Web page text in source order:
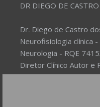
DR DIEGO DE CASTRO
Dr. Diego de Castro
Neurofisiologia clínica
Neurologia - RQE
Diretor Clínico Autor e
– Mantenedor.